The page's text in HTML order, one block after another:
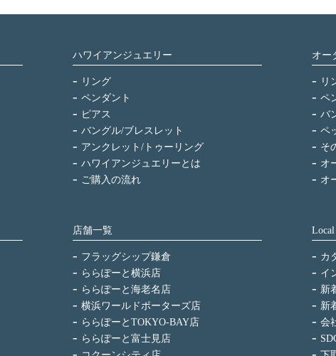
ハワイアンジュエリー
リング
ペンダント
ピアス
バングル/ブレスレット
アンクレット/トゥーリング
ハワイアンジュエリーとは
ご購入の流れ
オー
リ
ペ
バ
ペ
そ
オ
オ
店舗一覧
フラッグシップ鎌倉
ららぽーと横浜店
ららぽーと海老名店
横浜ワールドポーターズ店
ららぽーとTOKYO-BAY店
ららぽーと富士見店
カ
イ
新
新
会